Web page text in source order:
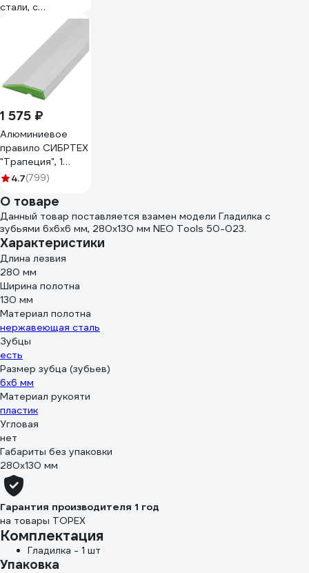
стали, с
фибергласовой
ручкой, трапеция
200 мм 41058
1 575 ₽
Алюминиевое
правило СИБРТЕХ
"Трапеция", 1
ребро жесткости,
4.7(799)
О товаре
Данный товар поставляется взамен модели Гладилка с
зубьями 6x6x6 мм, 280x130 мм NEO Tools 50-023.
Характеристики
Длина лезвия
280 мм
Ширина полотна
130 мм
Материал полотна
нержавеющая сталь
Зубцы
есть
Размер зубца (зубьев)
6х6 мм
Материал рукояти
пластик
Угловая
нет
Габариты без упаковки
280х130 мм
Гарантия производителя 1 год
на товары TOPEX
Комплектация
Гладилка - 1 шт
Упаковка